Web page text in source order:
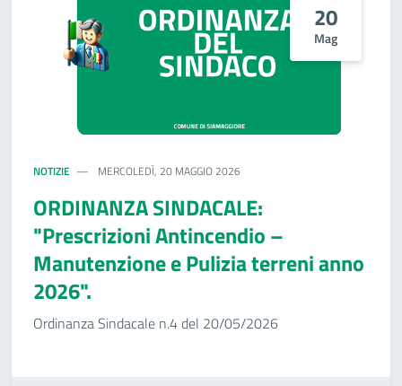
20
Mag
NOTIZIE MERCOLEDÌ, 20 MAGGIO 2026
ORDINANZA SINDACALE:
"Prescrizioni Antincendio –
Manutenzione e Pulizia terreni anno
2026".
Ordinanza Sindacale n.4 del 20/05/2026